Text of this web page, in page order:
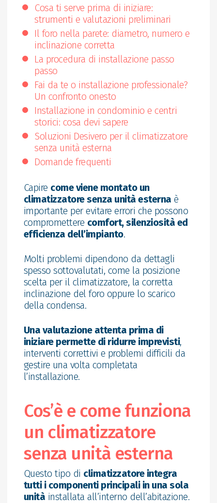
Cosa ti serve prima di iniziare:
strumenti e valutazioni preliminari
Il foro nella parete: diametro, numero e
inclinazione corretta
La procedura di installazione passo
passo
Fai da te o installazione professionale?
Un confronto onesto
Installazione in condominio e centri
storici: cosa devi sapere
Soluzioni Desivero per il climatizzatore
senza unità esterna
Domande frequenti
Capire come viene montato un
climatizzatore senza unità esterna è
importante per evitare errori che possono
compromettere comfort, silenziosità ed
efficienza dell’impianto.
Molti problemi dipendono da dettagli
spesso sottovalutati, come la posizione
scelta per il climatizzatore, la corretta
inclinazione del foro oppure lo scarico
della condensa.
Una valutazione attenta prima di
iniziare permette di ridurre imprevisti,
interventi correttivi e problemi difficili da
gestire una volta completata
l’installazione.
Cos’è e come funziona
un climatizzatore
senza unità esterna
Questo tipo di climatizzatore integra
tutti i componenti principali in una sola
unità installata all’interno dell’abitazione.